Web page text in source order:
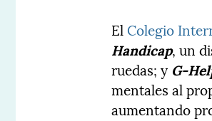
El Colegio
Handicap, un
ruedas; y G-
mentales al
aumentando